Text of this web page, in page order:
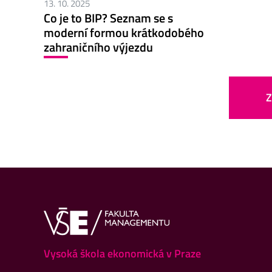
13. 10. 2025
Co je to BIP? Seznam se s
moderní formou krátkodobého
zahraničního výjezdu
Vysoká škola ekonomická v Praze